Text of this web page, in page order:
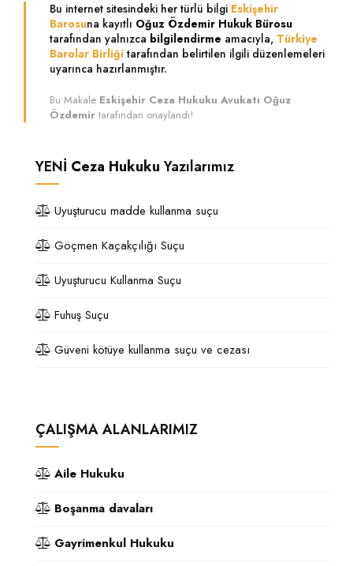
Bu internet sitesindeki her türlü bilgi Eskişehir
Barosuna kayıtlı Oğuz Özdemir Hukuk Bürosu
tarafından yalnızca bilgilendirme amacıyla, Türkiye
Barolar Birliği tarafından belirtilen ilgili düzenlemeleri
uyarınca hazırlanmıştır.
Bu Makale Eskişehir Ceza Hukuku Avukatı Oğuz
Özdemir tarafından onaylandı!
YENİ Ceza HukukuYazılarımız
Uyuşturucu madde kullanma suçu
Göçmen Kaçakçılığı Suçu
Uyuşturucu Kullanma Suçu
Fuhuş Suçu
Güveni kötüye kullanma suçu ve cezası
ÇALIŞMA ALANLARIMIZ
Aile Hukuku
Boşanma davaları
Gayrimenkul Hukuku